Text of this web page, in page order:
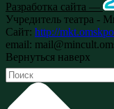
Разработка сайта —
Учредитель театра -
Сайт: http://
email:
Вернуться наверх